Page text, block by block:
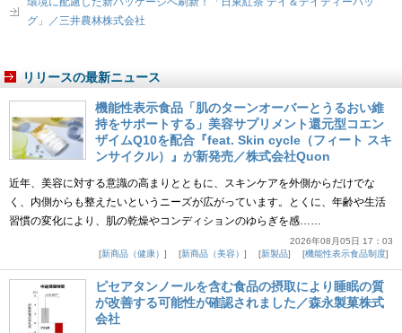
グ」／三井農林株式会社
リリースの最新ニュース
機能性表示食品「肌のターンオーバーとうるおい維
持をサポートする」美容サプリメント還元型コエン
ザイムQ10を配合『feat. Skin cycle（フィート スキ
ンサイクル）』が新発売／株式会社Quon
近年、美容に対する意識の高まりとともに、スキンケアを外側からだけでな
く、内側からも整えたいというニーズが広がっています。とくに、年齢や生活
習慣の変化により、肌の乾燥やコンディションのゆらぎを感……
2026年08月05日 17：03
新商品（健康）
新商品（美容） 新製品 機能性表示食品制度
ピセアタンノールを含む食品の摂取により睡眠の質
が改善する可能性が確認されました／森永製菓株式
会社